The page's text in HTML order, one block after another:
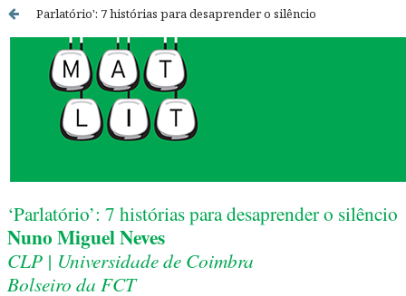
Parlatório': 7 histórias para desaprender o silêncio